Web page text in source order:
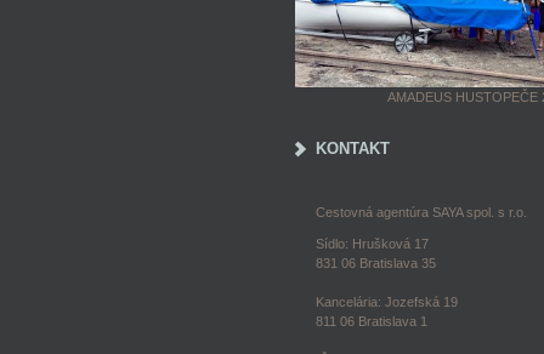
AMADEUS HUSTOPEČE
KONTAKT
Cestovná agentúra SAYA spol. s r.o.
Sídlo: Hrušková 17
831 06 Bratislava 35
Kancelária: Jozefská 19
811 06 Bratislava 1